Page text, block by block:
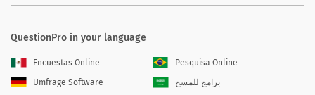
QuestionPro in your language
Encuestas Online
Pesquisa Online
Umfrage Software
برامج للمسح